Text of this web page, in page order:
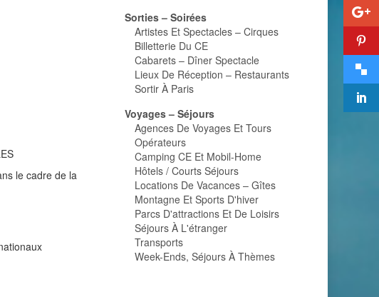
le cadre de la
Sorties – Soirées
Artistes Et Spectacles – Cirques
Billetterie Du CE
Cabarets – Dîner Spectacle
Lieux De Réception – Restaurants
Sortir À Paris
Voyages – Séjours
Agences De Voyages Et Tours
Opérateurs
Camping CE Et Mobil-Home
Hôtels / Courts Séjours
Locations De Vacances – Gîtes
Montagne Et Sports D'hiver
Parcs D'attractions Et De Loisirs
Séjours À L'étranger
Transports
Week-Ends, Séjours À Thèmes